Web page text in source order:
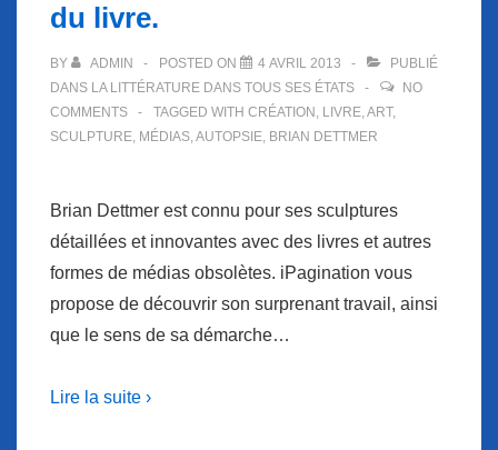
du livre.
BY ADMIN POSTED ON 4 AVRIL 2013
PUBLIÉ
DANS LA LITTÉRATURE DANS TOUS SES ÉTATS
NO
COMMENTS
TAGGED WITH CRÉATION , LIVRE,ART,
SCULPTURE, MÉDIAS,AUTOPSIE, BRIAN DETTMER
Brian Dettmer est connu pour ses sculptures
détaillées et innovantes avec des livres et autres
formes de médias obsolètes. iPagination vous
propose de découvrir son surprenant travail, ainsi
que le sens de sa démarche…
Lire la suite ›